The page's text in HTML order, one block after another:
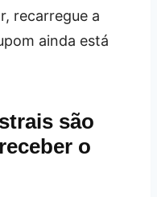
recarregue a
ainda está
são
o